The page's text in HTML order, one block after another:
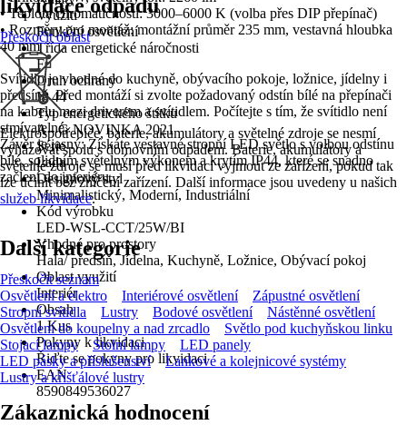
Využití
Funkční osvětlení
Třída energetické náročnosti
F
Druh ochrany
IP 44
Typ energetického štítku
A - G NOVINKA 2021
Série
Lada
Designový styl
Minimalistický, Moderní, Industriální
Kód výrobku
LED-WSL-CCT/25W/BI
Vhodné pro prostory
Hala/ předsíň, Jídelna, Kuchyně, Ložnice, Obývací pokoj
Oblast využití
Interiér
Obsah
1 Kus
Pokyny k likvidaci
Řiďte se pokyny pro likvidaci
EAN
8590849536027
• Teplota chromatičnosti: 3000–6000 K (volba přes DIP přepínač)
• Rozměry pro montáž: montážní průměr 235 mm, vestavná hloubka
40 mm
Svítidlo je vhodné do kuchyně, obývacího pokoje, ložnice, jídelny i
předsíně. Před montáží si zvolte požadovaný odstín bílé na přepínači
na kabelu mezi driverem a svítidlem. Počítejte s tím, že svítidlo není
stmívatelné.
Závěr je jasný: Získáte vestavné stropní LED světlo s volbou odstínu
bílé, solidním světelným výkonem a krytím IP44, které se snadno
začlení do interiéru.
likvidace odpadu
Přeskočit oblast
Elektrospotřebiče, baterie, akumulátory a světelné zdroje se nesmí
vyhazovat spolu s domovním odpadem. Baterie, akumulátory a
světelné zdroje se musí před likvidací vyjmout ze zařízení, pokud tak
lze učinit bez zničení zařízení. Další informace jsou uvedeny u našich
služeb likvidace.
Další kategorie
Přeskočit seznam
Osvětlení a elektro
Interiérové osvětlení
Zápustné osvětlení
Stropní svítidla
Lustry Bodové osvětlení
Nástěnné osvětlení
Osvětlení do koupelny a nad zrcadlo
Světlo pod kuchyňskou linku
Stojací lampy
Stolní lampy
LED panely
LED pásky a příslušenství
Lankové a kolejnicové systémy
Lustry a křišťálové lustry
Zákaznická hodnocení